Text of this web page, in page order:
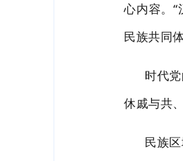
心内容。“
民族共同
时代
休戚与共
民族